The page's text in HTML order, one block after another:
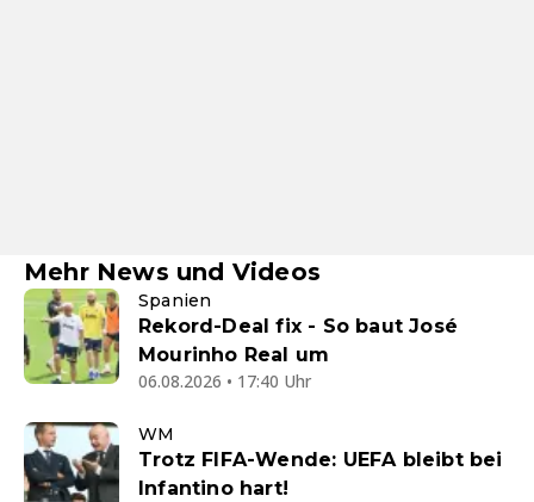
Mehr News und Videos
Spanien
Rekord-Deal fix - So baut José
Mourinho Real um
06.08.2026 • 17:40 Uhr
WM
Trotz FIFA-Wende: UEFA bleibt bei
Infantino hart!